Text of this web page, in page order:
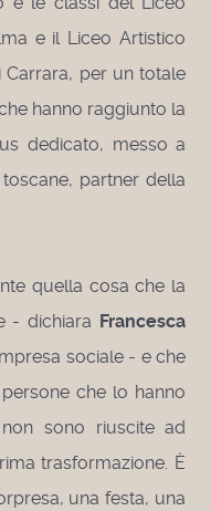
e il Liceo Artistico
Carrara, per un totale
hanno raggiunto la
dedicato, messo a
partner della
quella cosa che la
- dichiara Francesca
sociale - e che
che lo hanno
sono riuscite ad
trasformazione. È
una festa, una